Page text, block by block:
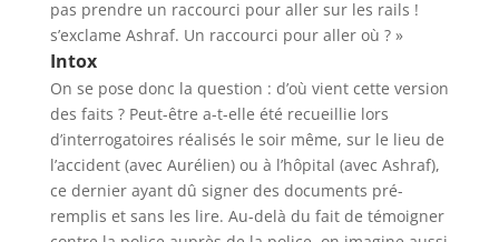
pas prendre un raccourci pour aller sur les rails !
s’exclame Ashraf. Un raccourci pour aller où ?»
Intox
On se pose donc la question : d’où vient cette version
des faits ? Peut-être a-t-elle été recueillie lors
d’interrogatoires réalisés le soir même, sur le lieu de
l’accident (avec Aurélien) ou à l’hôpital (avec Ashraf),
ce dernier ayant dû signer des documents pré-
remplis et sans les lire. Au-delà du fait de témoigner